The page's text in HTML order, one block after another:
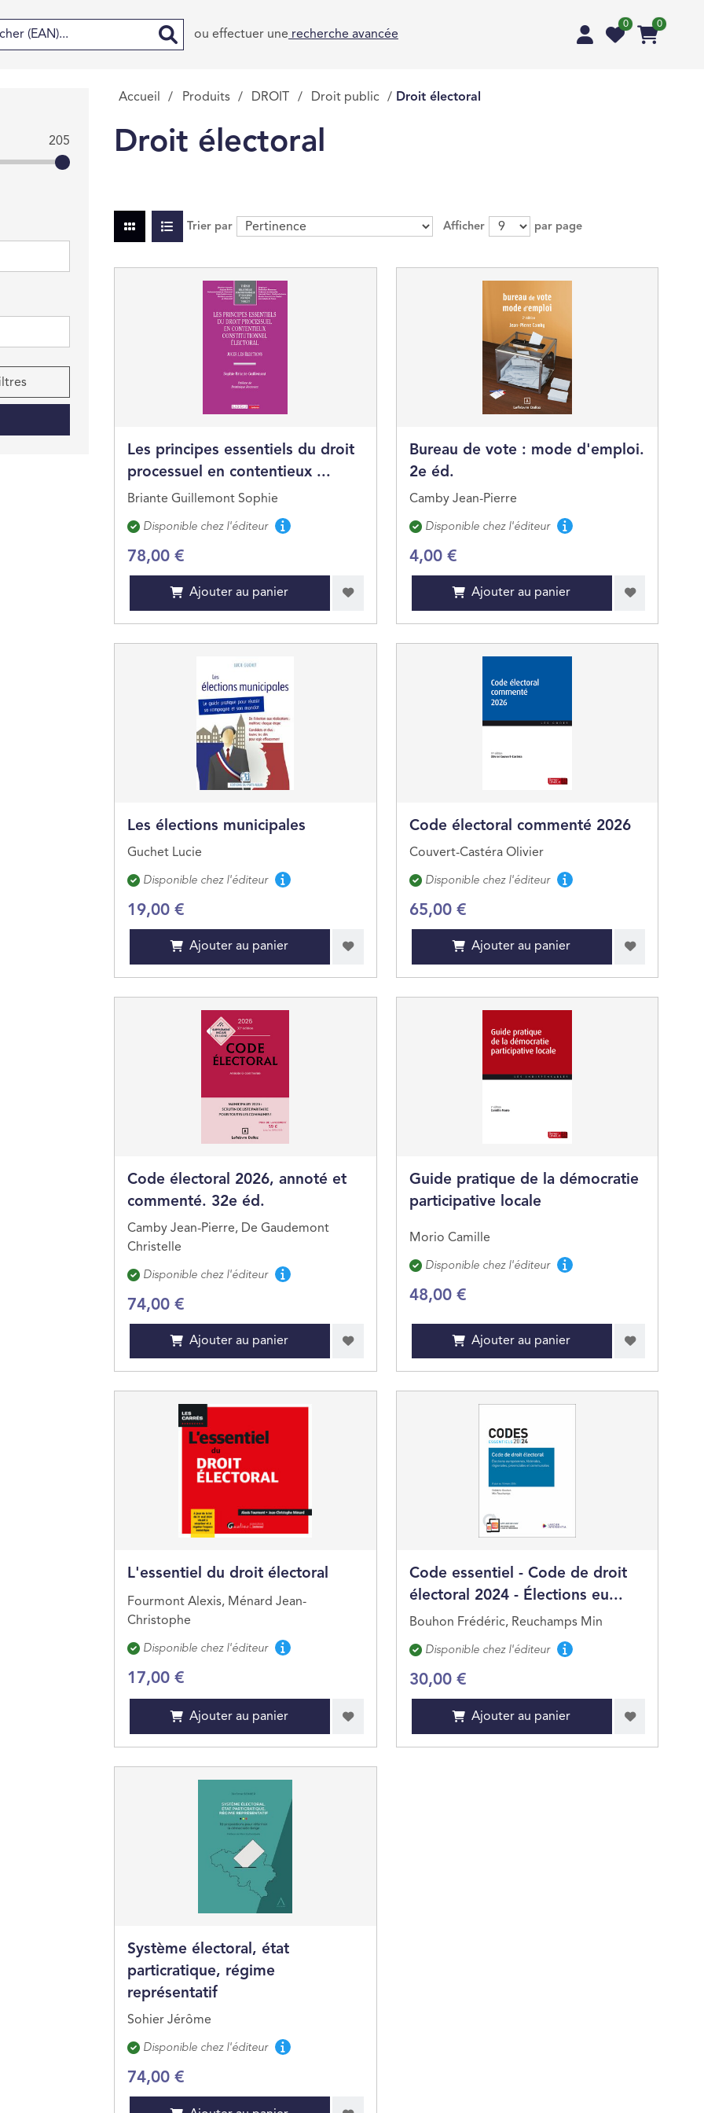
ou effectuer une recherche avancée
0 0
205
Accueil / Produits / DROIT / Droit public / Droit électoral
Droit électoral
Trier par Afficher par page
Les principes essentiels du droit
processuel en contentieux ...
Briante Guillemont Sophie
Disponibilité
Disponible chez l'éditeur
78,00 €
Ajouter au panier
Bureau de vote : mode d'emploi.
2e éd.
Camby Jean-Pierre
Disponibilité
Disponible chez l'éditeur
4,00 €
Ajouter au panier
Les élections municipales
Guchet Lucie
Disponibilité
Disponible chez l'éditeur
19,00 €
Ajouter au panier
Code électoral commenté 2026
Couvert-Castéra Olivier
Disponibilité
Disponible chez l'éditeur
65,00 €
Ajouter au panier
Code électoral 2026, annoté et
commenté. 32e éd.
Camby Jean-Pierre, De Gaudemont
Christelle
Disponibilité
Disponible chez l'éditeur
74,00 €
Ajouter au panier
Guide pratique de la démocratie
participative locale
Morio Camille
Disponibilité
Disponible chez l'éditeur
48,00 €
Ajouter au panier
L'essentiel du droit électoral
Fourmont Alexis, Ménard Jean-
Christophe
Disponibilité
Disponible chez l'éditeur
17,00 €
Ajouter au panier
Code essentiel - Code de droit
électoral 2024 - Élections eu...
Bouhon Frédéric, Reuchamps Min
Disponibilité
Disponible chez l'éditeur
30,00 €
Ajouter au panier
Système électoral, état
particratique, régime
représentatif
Sohier Jérôme
Disponibilité
Disponible chez l'éditeur
74,00 €